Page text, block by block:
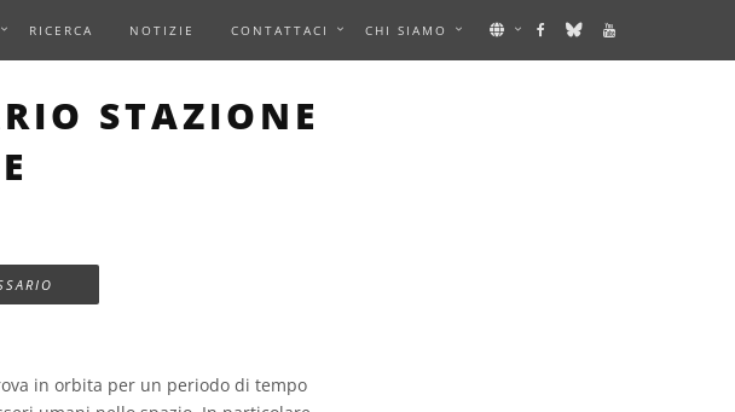
RICERCA NOTIZIE CONTATTACI CHI SIAMO
STAZIONE
in orbita per un periodo di tempo